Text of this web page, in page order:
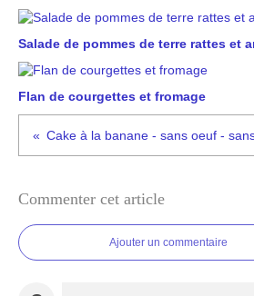
Salade de pommes de terre rattes et
Flan de courgettes et fromage
Cake à la banane - sans oeuf -
Commenter cet article
Ajouter un commentaire